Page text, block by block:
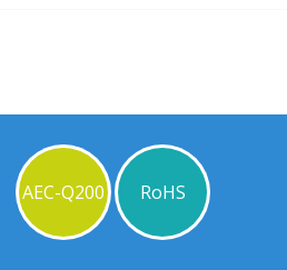
AEC-Q200 RoHS